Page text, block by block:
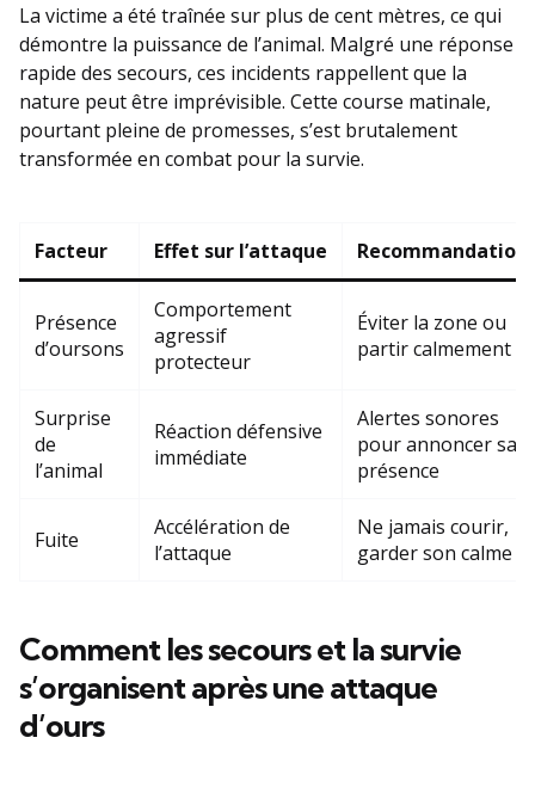
La victime a été traînée sur plus de cent mètres, ce qui
démontre la puissance de l’animal. Malgré une réponse
rapide des secours, ces incidents rappellent que la
nature peut être imprévisible. Cette course matinale,
pourtant pleine de promesses, s’est brutalement
transformée en combat pour la survie.
Facteur Effet sur l’attaque Recommandation
Présence
d’oursons
Comportement
agressif
protecteur
Éviter la zone ou
partir calmement
Surprise
de
l’animal
Réaction défensive
immédiate
Alertes sonores
pour annoncer sa
présence
Fuite
Accélération de
l’attaque
Ne jamais courir,
garder son calme
Comment les secours et la survie
s’organisent après une attaque
d’ours